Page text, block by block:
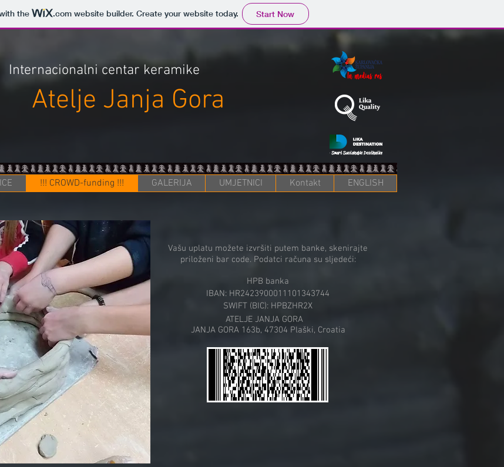
the .comwebsite builder. Create your website today. Start Now
Internacionalni centar keramike
Atelje Janja Gora
!!! CROWD-funding !!! GALERIJA UMJETNICI Kontakt ENGLISH
Vašu uplatu možete izvršiti putem banke, skenirajte
priloženi bar code. Podatci računa su sljedeći:
HPB banka
IBAN: HR2423900011101343744
SWIFT (BIC): HPBZHR2X
ATELJE JANJA GORA
JANJA GORA 163b, 47304 Plaški, Croatia